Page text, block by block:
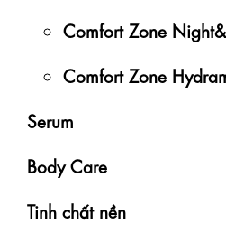
Comfort Zone
Comfort Zone
Serum
Body Care
Tinh chất nền